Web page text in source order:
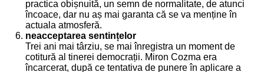
practica obișnuită, un semn de normalitate, de atunci
încoace, dar nu aș mai garanta că se va menține în
actuala atmosferă.
neacceptarea sentințelor
Trei ani mai târziu, se mai înregistra un moment de
cotitură al tinerei democrații. Miron Cozma era
încarcerat, după ce tentativa de punere în aplicare a